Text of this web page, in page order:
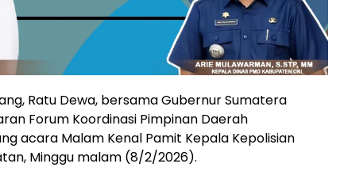
Ratu Dewa, bersama Gubernur Sumatera
Forum Koordinasi Pimpinan Daerah
acara Malam Kenal Pamit Kepala Kepolisian
Minggu malam (8/2/2026).